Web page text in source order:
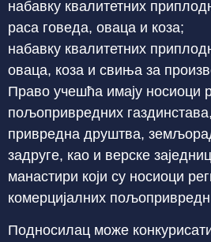
набавку квалитетних
раса говеда, оваца и коза;
набавку квалитетних
оваца, коза и свиња за
Право учешћа имају носиоци
пољопривредних
привредна друштва,
задруге, као и верске
манастири који су носиоци
комерцијалних
Подносилац може